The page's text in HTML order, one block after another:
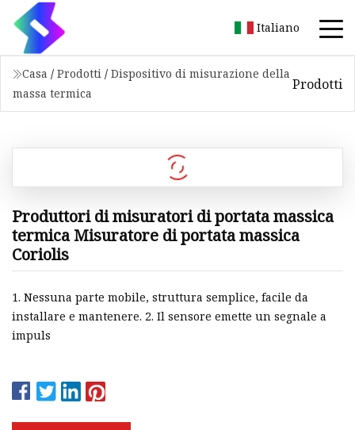
Italiano
Casa / Prodotti / Dispositivo di misurazione della
massa termica
Prodotti
Produttori di misuratori di portata massica
termica Misuratore di portata massica
Coriolis
1. Nessuna parte mobile, struttura semplice, facile da
installare e mantenere. 2. Il sensore emette un segnale a
impuls